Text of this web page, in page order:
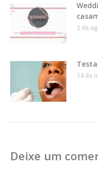
2 de
14 de
Deixe um